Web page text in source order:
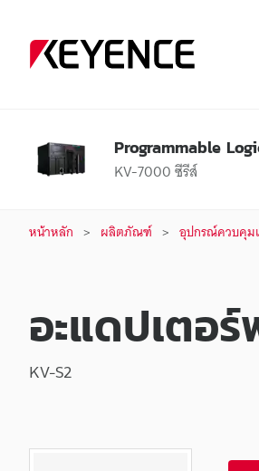
Programmable
KV-7000 ซีรีส์
หน้าหลัก ผลิตภัณฑ์ อุปกรณ์ควบคุมเ
อะแดปเตอ
KV-S2